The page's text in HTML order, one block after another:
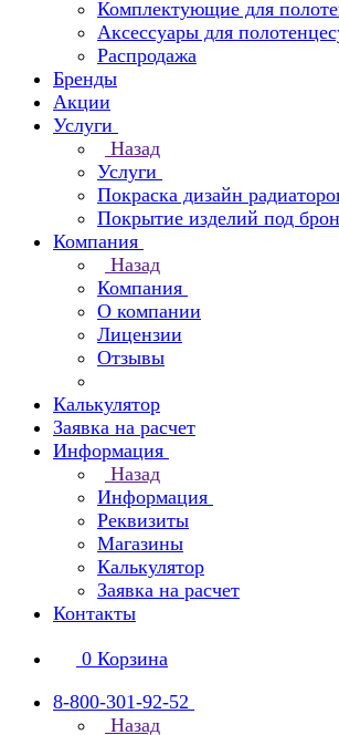
Комплектующие для
Аксессуары для
Распродажа
Бренды
Акции
Услуги
Назад
Услуги
Покраска дизайн
Покрытие изделий под
Компания
Назад
Компания
О компании
Лицензии
Отзывы
Калькулятор
Заявка на расчет
Информация
Назад
Информация
Реквизиты
Магазины
Калькулятор
Заявка на расчет
Контакты
0 Корзина
8-800-301-92-52
Назад